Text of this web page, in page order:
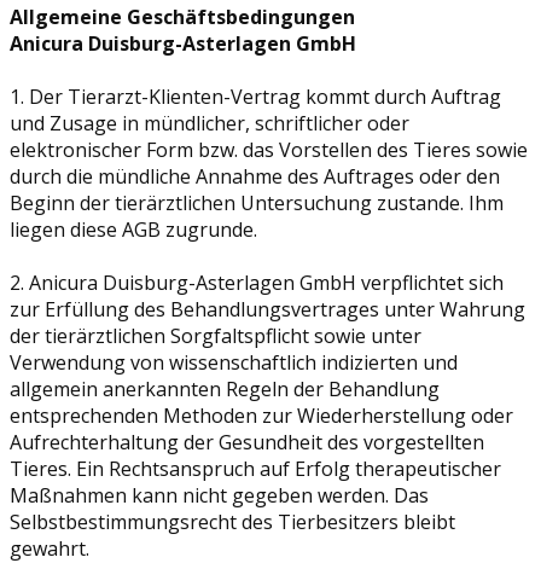
Allgemeine Geschäftsbedingungen
Anicura Duisburg-Asterlagen GmbH
1. Der Tierarzt-Klienten-Vertrag kommt durch Auftrag
und Zusage in mündlicher, schriftlicher oder
elektronischer Form bzw. das Vorstellen des Tieres sowie
durch die mündliche Annahme des Auftrages oder den
Beginn der tierärztlichen Untersuchung zustande. Ihm
liegen diese AGB zugrunde.
2. Anicura Duisburg-Asterlagen GmbH verpflichtet sich
zur Erfüllung des Behandlungsvertrages unter Wahrung
der tierärztlichen Sorgfaltspflicht sowie unter
Verwendung von wissenschaftlich indizierten und
allgemein anerkannten Regeln der Behandlung
entsprechenden Methoden zur Wiederherstellung oder
Aufrechterhaltung der Gesundheit des vorgestellten
Tieres. Ein Rechtsanspruch auf Erfolg therapeutischer
Maßnahmen kann nicht gegeben werden. Das
Selbstbestimmungsrecht des Tierbesitzers bleibt
gewahrt.